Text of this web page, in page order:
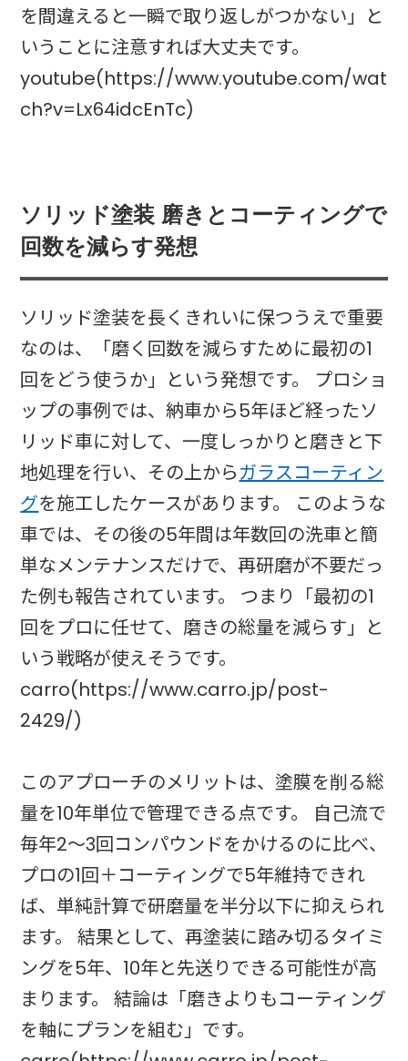
を間違えると一瞬で取り返しがつかない」と
いうことに注意すれば大丈夫です。
youtube(https://www.youtube.com/wat
ch?v=Lx64idcEnTc)
ソリッド塗装 磨きとコーティングで
回数を減らす発想
ソリッド塗装を長くきれいに保つうえで重要
なのは、「磨く回数を減らすために最初の1
回をどう使うか」という発想です。 プロショ
ップの事例では、納車から5年ほど経ったソ
リッド車に対して、一度しっかりと磨きと下
地処理を行い、その上からガラスコーティン
グを施工したケースがあります。 このような
車では、その後の5年間は年数回の洗車と簡
単なメンテナンスだけで、再研磨が不要だっ
た例も報告されています。 つまり「最初の1
回をプロに任せて、磨きの総量を減らす」と
いう戦略が使えそうです。
carro(https://www.carro.jp/post-
2429/)
このアプローチのメリットは、塗膜を削る総
量を10年単位で管理できる点です。 自己流で
毎年2～3回コンパウンドをかけるのに比べ、
プロの1回＋コーティングで5年維持できれ
ば、単純計算で研磨量を半分以下に抑えられ
ます。 結果として、再塗装に踏み切るタイミ
ングを5年、10年と先送りできる可能性が高
まります。 結論は「磨きよりもコーティング
を軸にプランを組む」です。